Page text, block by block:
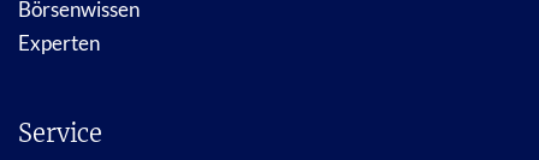
Börsenwissen
Experten
Service